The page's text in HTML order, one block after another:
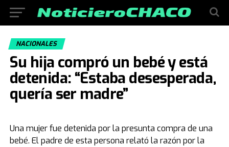
NACIONALES
Su hija compró un bebé y está
detenida: “Estaba desesperada,
quería ser madre”
Una mujer fue detenida por la presunta compra de una
bebé. El padre de esta persona relató la razón por la